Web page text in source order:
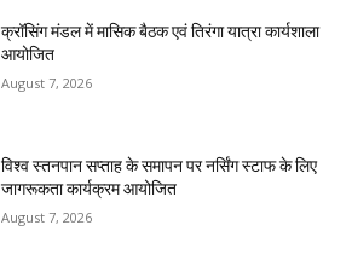
क्रॉसिंग मंडल में मासिक बैठक एवं तिरंगा यात्रा कार्यशाला
आयोजित
August 7, 2026
विश्व स्तनपान सप्ताह के समापन पर नर्सिंग स्टाफ के लिए
जागरूकता कार्यक्रम आयोजित
August 7, 2026